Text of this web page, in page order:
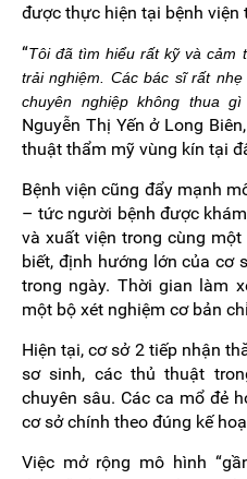
được thực hiện tại bệnh viện
“Tôi đã tìm hiểu rất kỹ và cảm
trải nghiệm. Các bác sĩ rất
chuyên nghiệp không thua
Nguyễn Thị Yến ở Long
thuật thẩm mỹ vùng kín tại
Bệnh viện cũng đẩy mạnh
– tức người bệnh được
và xuất viện trong cùng một
biết, định hướng lớn của cơ
trong ngày. Thời gian làm
một bộ xét nghiệm cơ bản
Hiện tại, cơ sở 2 tiếp nhận
sơ sinh, các thủ thuật
chuyên sâu. Các ca mổ đẻ
cơ sở chính theo đúng kế
Việc mở rộng mô hình